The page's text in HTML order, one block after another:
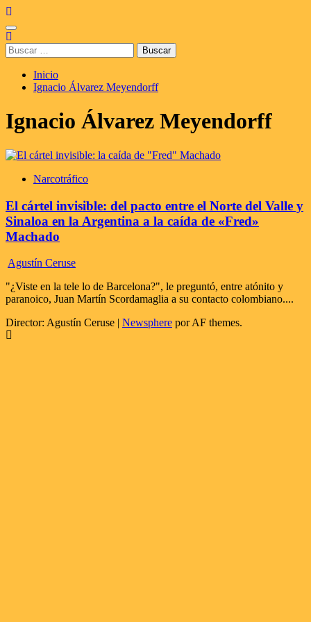
Saltar
al
contenido
Menú
principal
Buscar:
Inicio
Ignacio Álvarez Meyendorff
Ignacio Álvarez Meyendorff
Narcotráfico
El cártel invisible: del pacto entre el Norte del Valle y
Sinaloa en la Argentina a la caída de «Fred»
Machado
Agustín Ceruse
"¿Viste en la tele lo de Barcelona?", le preguntó, entre atónito y
paranoico, Juan Martín Scordamaglia a su contacto colombiano....
Director: Agustín Ceruse | Newsphere por AF themes.